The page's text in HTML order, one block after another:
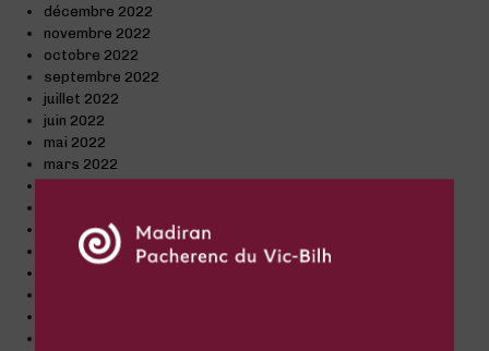
décembre 2022
novembre 2022
octobre 2022
septembre 2022
juillet 2022
juin 2022
mai 2022
mars 2022
septembre 2021
juillet 2021